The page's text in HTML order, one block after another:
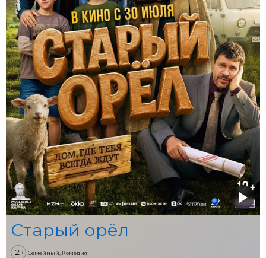
Старый орёл
12+ Семейный, Комедия